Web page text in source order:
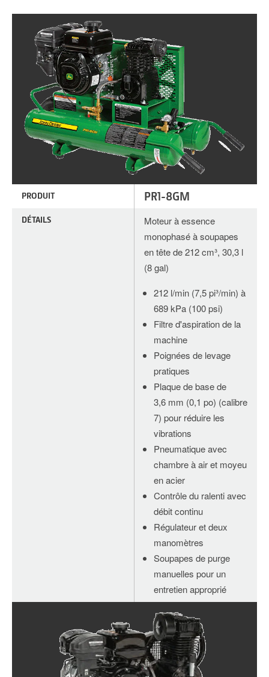
PRODUIT PR1-8GM
DÉTAILS
Moteur à essence
monophasé à soupapes
en tête de 212 cm³, 30,3 l
(8 gal)
212 l/min (7,5 pi³/min) à
689 kPa (100 psi)
Filtre d'aspiration de la
machine
Poignées de levage
pratiques
Plaque de base de
3,6 mm (0,1 po) (calibre
7) pour réduire les
vibrations
Pneumatique avec
chambre à air et moyeu
en acier
Contrôle du ralenti avec
débit continu
Régulateur et deux
manomètres
Soupapes de purge
manuelles pour un
entretien approprié